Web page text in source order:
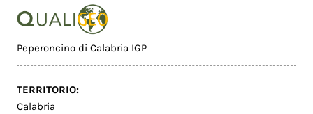
Peperoncino di Calabria IGP
TERRITORIO:
Calabria